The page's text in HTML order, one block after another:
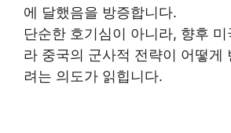
에 달했음을 방증합니다.
단순한 호기심이 아니라, 향후
라 중국의 군사적 전략이 어떻게
려는 의도가 읽힙니다.